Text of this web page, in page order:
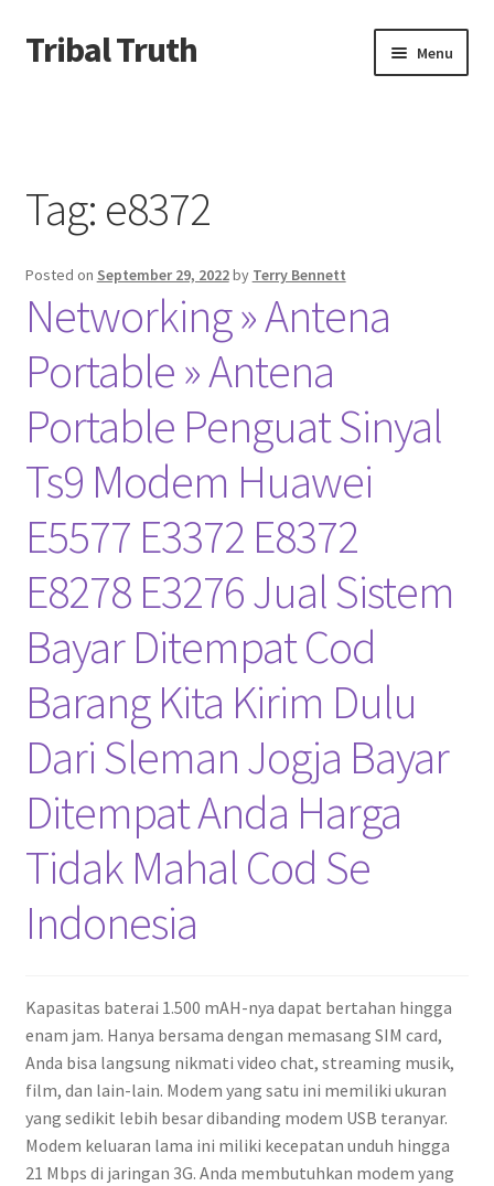
Skip
to
Skip
to
Tribal Truth Menu
Contact us
Privacy Policy
Tag: e8372
Posted on September 29, 2022by Terry Bennett
Networking » Antena
Portable » Antena
Portable Penguat Sinyal
Ts9 Modem Huawei
E5577 E3372 E8372
E8278 E3276 Jual Sistem
Bayar Ditempat Cod
Barang Kita Kirim Dulu
Dari Sleman Jogja Bayar
Ditempat Anda Harga
Tidak Mahal Cod Se
Indonesia
Kapasitas baterai 1.500 mAH-nya dapat bertahan hingga
enam jam. Hanya bersama dengan memasang SIM card,
Anda bisa langsung nikmati video chat, streaming musik,
film, dan lain-lain. Modem yang satu ini memiliki ukuran
yang sedikit lebih besar dibanding modem USB teranyar.
Modem keluaran lama ini miliki kecepatan unduh hingga
21 Mbps di jaringan 3G. Anda membutuhkan modem yang